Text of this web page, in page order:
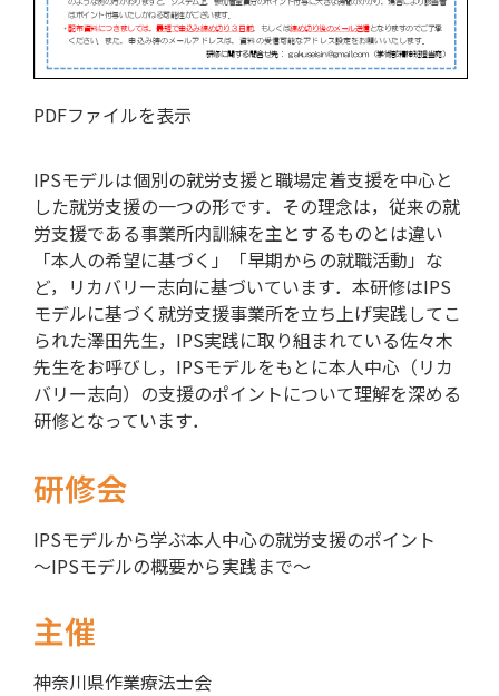
PDFファイルを表示
IPSモデルは個別の就労⽀援と職場定着⽀援を中⼼と
した就労⽀援の⼀つの形です．その理念は，従来の就
労⽀援である事業所内訓練を主とするものとは違い
「本⼈の希望に基づく」「早期からの就職活動」な
ど，リカバリー志向に基づいています．本研修はIPS
モデルに基づく就労⽀援事業所を⽴ち上げ実践してこ
られた澤⽥先⽣，IPS実践に取り組まれている佐々⽊
先⽣をお呼びし，IPSモデルをもとに本⼈中⼼（リカ
バリー志向）の⽀援のポイントについて理解を深める
研修となっています．
研修会
IPSモデルから学ぶ本人中心の就労支援のポイント
～IPSモデルの概要から実践まで～
主催
神奈川県作業療法士会